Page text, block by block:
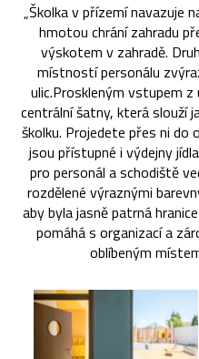
„Školka v přízemí navazuje
hmotou chrání zahradu
výskotem v zahradě.
místností personálu
ulic.Proskleným vstupem
centrální šatny, která slouží
školku. Projedete přes ni do
jsou přístupné i výdejny
pro personál a schodiště
rozdělené výraznými
aby byla jasně patrná
pomáhá s organizací a
oblíbeným